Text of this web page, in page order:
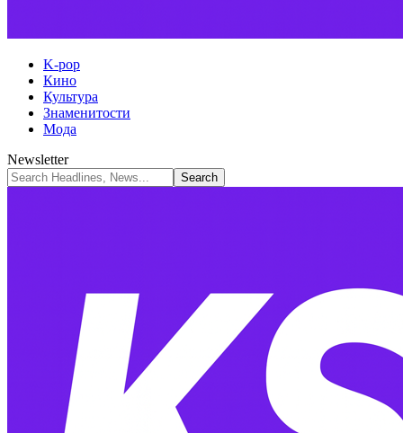
K-pop
Кино
Культура
Знаменитости
Мода
Newsletter